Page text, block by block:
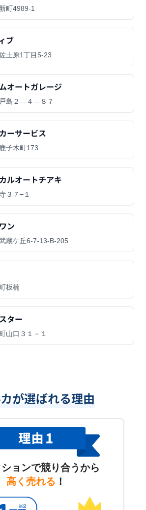
町4989-1
ブ
土原1丁目5-23
オートガレージ
島２―４―８７
ーサービス
子木町173
ルオートチアキ
３７−１
ン
蔵ケ丘6-7-13-B-205
板楠
ター
山口３１－１
が選ばれる理由
ョンで競り合うから
高く売れる ！